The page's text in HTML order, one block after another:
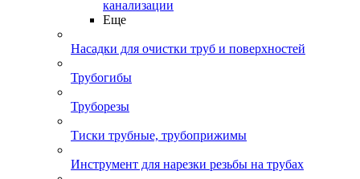
канализации
Еще
Насадки для очистки труб и поверхностей
Трубогибы
Труборезы
Тиски трубные, трубоприжимы
Инструмент для нарезки резьбы на трубах